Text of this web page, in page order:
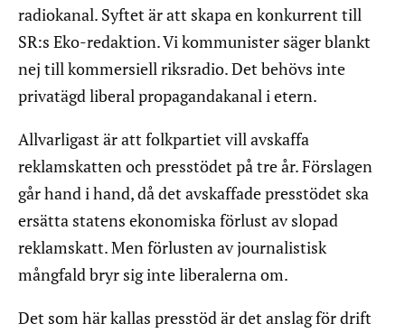
radiokanal. Syftet är att skapa en konkurrent till
SR:s Eko-redaktion. Vi kommunister säger blankt
nej till kommersiell riksradio. Det behövs inte
privatägd liberal propagandakanal i etern.
Allvarligast är att folkpartiet vill avskaffa
reklamskatten och presstödet på tre år. Förslagen
går hand i hand, då det avskaffade presstödet ska
ersätta statens ekonomiska förlust av slopad
reklamskatt. Men förlusten av journalistisk
mångfald bryr sig inte liberalerna om.
Det som här kallas presstöd är det anslag för drift